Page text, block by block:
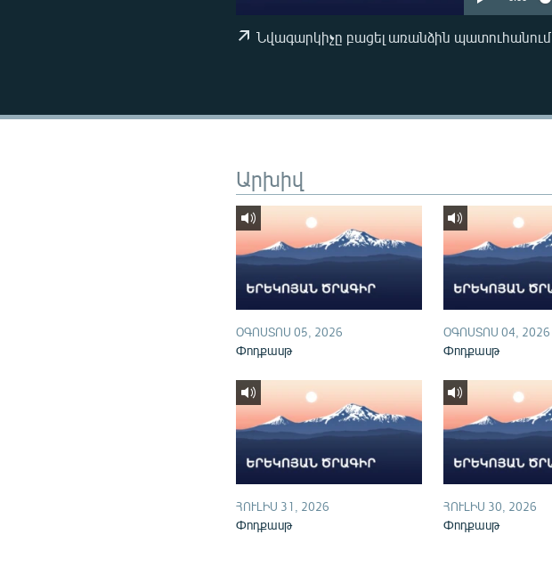
Նվագարկիչը բացել առանձին պատուհանում
Արխիվ
ՕԳՈՍՏՈՍ 05, 2026
Փոդքասթ
ՕԳՈՍՏՈՍ 04, 2026
Փոդքասթ
ՀՈՒԼԻՍ 31, 2026
Փոդքասթ
ՀՈՒԼԻՍ 30, 2026
Փոդքասթ